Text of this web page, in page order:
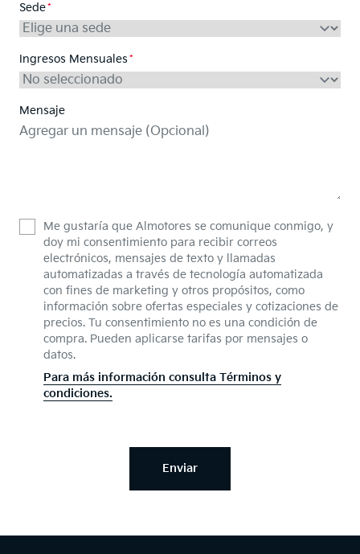
Sede
Ingresos Mensuales
Mensaje
Me gustaría que Almotores se comunique conmigo, y
doy mi consentimiento para recibir correos
electrónicos, mensajes de texto y llamadas
automatizadas a través de tecnología automatizada
con fines de marketing y otros propósitos, como
información sobre ofertas especiales y cotizaciones de
precios. Tu consentimiento no es una condición de
compra. Pueden aplicarse tarifas por mensajes o
datos.
Para más información consulta Términos y
condiciones.
Enviar